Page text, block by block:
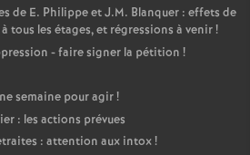
de E. Philippe et J.M. Blanquer : effets de
tous les étages, et régressions à venir!
- faire signer la pétition !
semaine pour agir!
: les actions prévues
: attention aux intox!